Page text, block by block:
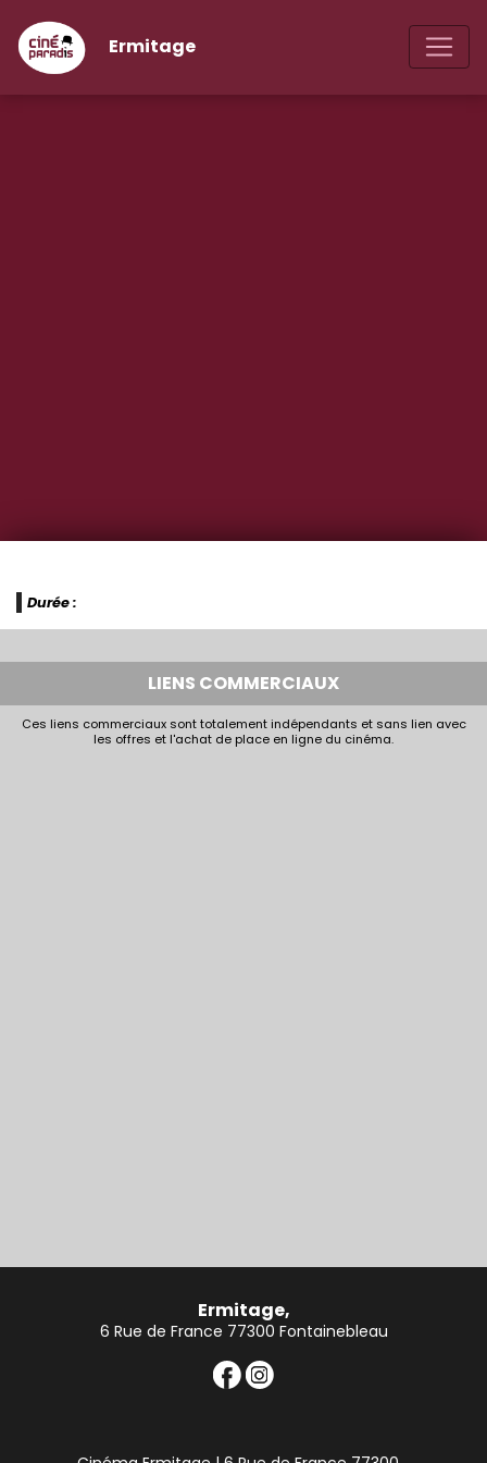
Ermitage
Durée :
LIENS COMMERCIAUX
Ces liens commerciaux sont totalement indépendants et sans lien avec
les offres et l'achat de place en ligne du cinéma.
Ermitage,
6 Rue de France 77300 Fontainebleau